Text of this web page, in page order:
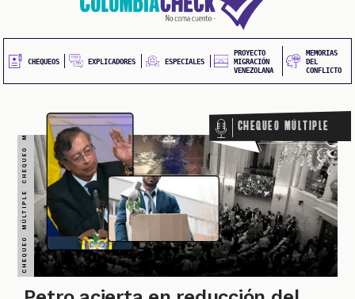
CHEQUEOS EXPLICADORES ESPECIALES
PROYECTO
MIGRACIÓN
VENEZOLANA
MEMORIAS
DEL
CONFLICTO
Chequeo Múltiple